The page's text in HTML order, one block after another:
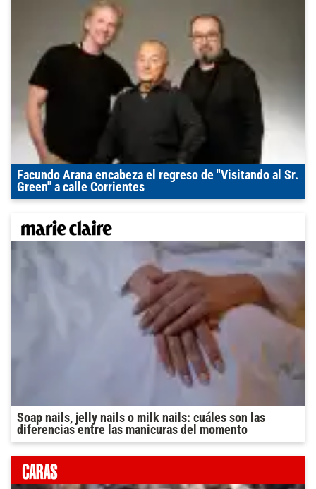
Facundo Arana encabeza el regreso de "Visitando al Sr.
Green" a calle Corrientes
Soap nails, jelly nails o milk nails: cuáles son las
diferencias entre las manicuras del momento